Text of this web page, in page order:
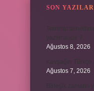
SON YAZILAR
Ağustos 8, 2026
Ağustos 7, 2026